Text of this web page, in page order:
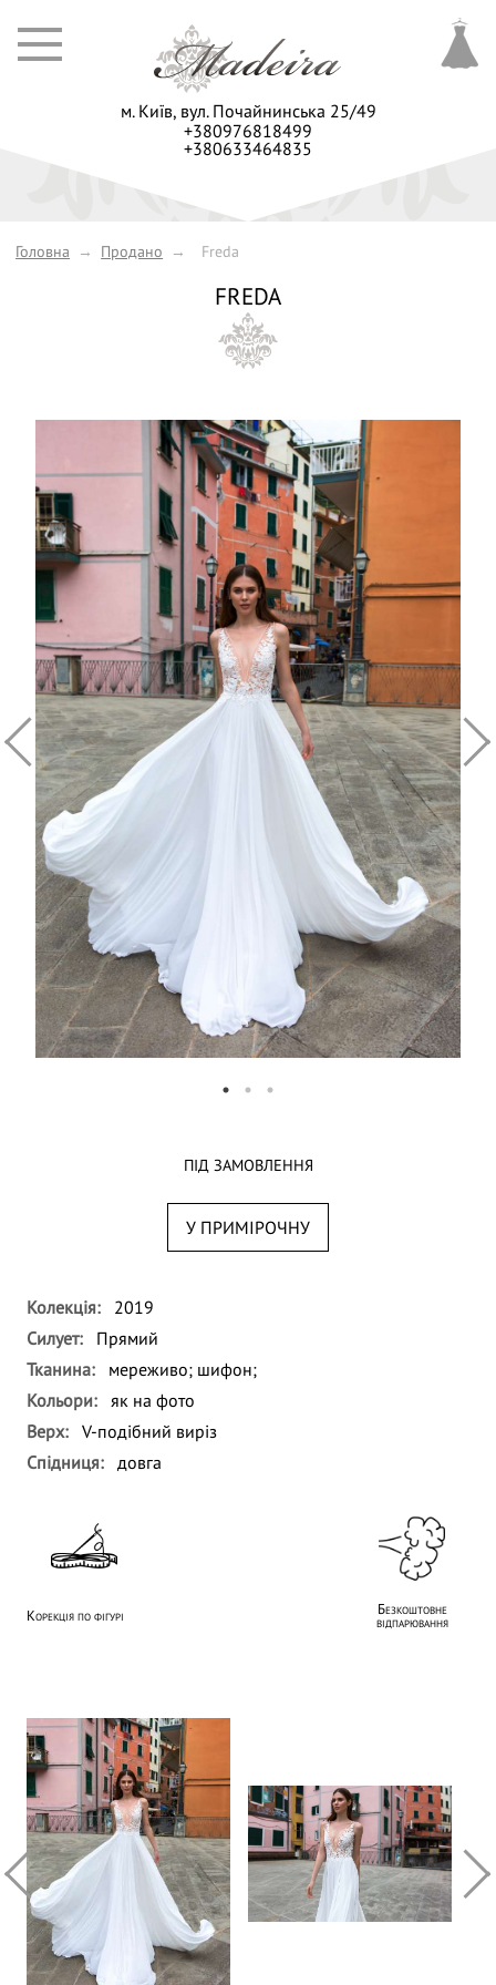
+380976818499
+380633464835
м. Київ, вул. Почайнинська 25/49
Головна → Продано → Freda
FREDA
ПІД ЗАМОВЛЕННЯ
У ПРИМІРОЧНУ
Колекція:
2019
Силует:
Прямий
Тканина:
мереживо; шифон;
Кольори: як на фото
Верх: V-подібний виріз
Спідниця: довга
Корекція по фігурі Безкоштовне
відпарювання